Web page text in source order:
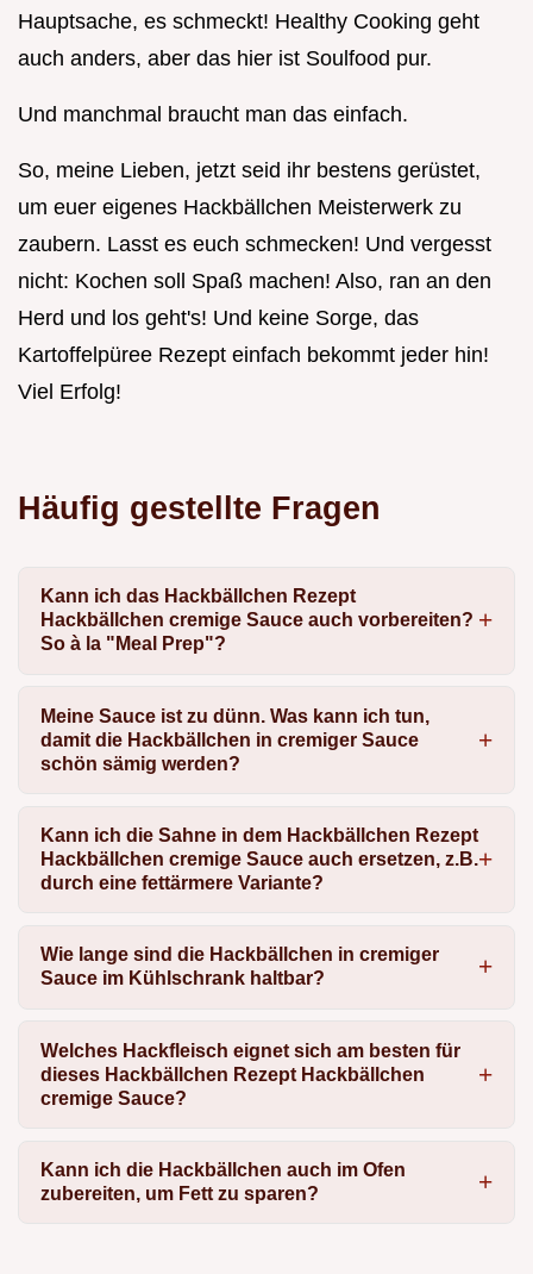
Hauptsache, es schmeckt! Healthy Cooking geht
auch anders, aber das hier ist Soulfood pur.
Und manchmal braucht man das einfach.
So, meine Lieben, jetzt seid ihr bestens gerüstet,
um euer eigenes Hackbällchen Meisterwerk zu
zaubern. Lasst es euch schmecken! Und vergesst
nicht: Kochen soll Spaß machen! Also, ran an den
Herd und los geht's! Und keine Sorge, das
Kartoffelpüree Rezept einfach bekommt jeder hin!
Viel Erfolg!
Häufig gestellte Fragen
Kann ich das Hackbällchen Rezept
Hackbällchen cremige Sauce auch vorbereiten?
So à la "Meal Prep"?
Meine Sauce ist zu dünn. Was kann ich tun,
damit die Hackbällchen in cremiger Sauce
schön sämig werden?
Kann ich die Sahne in dem Hackbällchen Rezept
Hackbällchen cremige Sauce auch ersetzen, z.B.
durch eine fettärmere Variante?
Wie lange sind die Hackbällchen in cremiger
Sauce im Kühlschrank haltbar?
Welches Hackfleisch eignet sich am besten für
dieses Hackbällchen Rezept Hackbällchen
cremige Sauce?
Kann ich die Hackbällchen auch im Ofen
zubereiten, um Fett zu sparen?